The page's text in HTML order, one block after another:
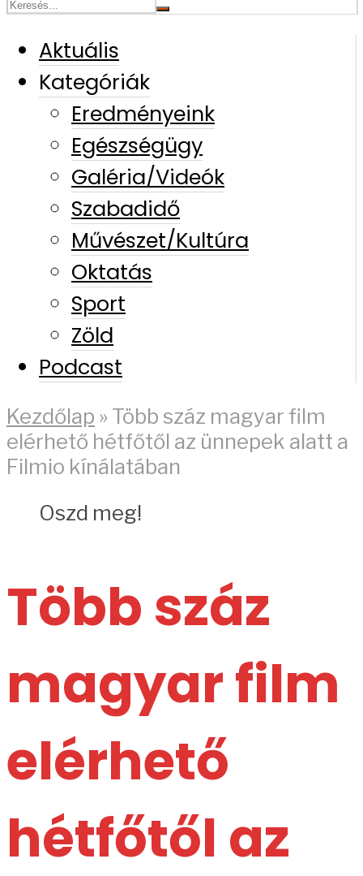
Aktuális
Kategóriák
Eredményeink
Egészségügy
Galéria/Videók
Szabadidő
Művészet/Kultúra
Oktatás
Sport
Zöld
Podcast
Kezdőlap » Több száz magyar film
elérhető hétfőtől az ünnepek alatt a
Filmio kínálatában
Oszd meg!
Több száz
magyar film
elérhető
hétfőtől az